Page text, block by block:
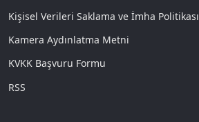
Kişisel Verileri Saklama ve İmha Politikası
Kamera Aydınlatma Metni
KVKK Başvuru Formu
RSS